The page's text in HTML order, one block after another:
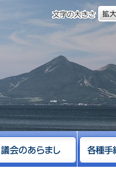
文字